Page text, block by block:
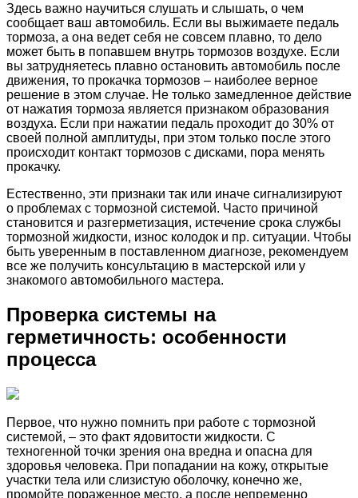
Здесь важно научиться слушать и слышать, о чем
сообщает ваш автомобиль. Если вы выжимаете педаль
тормоза, а она ведет себя не совсем плавно, то дело
может быть в попавшем внутрь тормозов воздухе. Если
вы затрудняетесь плавно остановить автомобиль после
движения, то прокачка тормозов – наиболее верное
решение в этом случае. Не только замедленное действие
от нажатия тормоза является признаком образования
воздуха. Если при нажатии педаль проходит до 30% от
своей полной амплитуды, при этом только после этого
происходит контакт тормозов с дисками, пора менять
прокачку.
Естественно, эти признаки так или иначе сигнализируют
о проблемах с тормозной системой. Часто причиной
становится и разгерметизация, истечение срока службы
тормозной жидкости, износ колодок и пр. ситуации. Чтобы
быть уверенным в поставленном диагнозе, рекомендуем
все же получить консультацию в мастерской или у
знакомого автомобильного мастера.
Проверка системы на
герметичность: особенности
процесса
Первое, что нужно помнить при работе с тормозной
системой, – это факт ядовитости жидкости. С
техногенной точки зрения она вредна и опасна для
здоровья человека. При попадании на кожу, открытые
участки тела или слизистую оболочку, конечно же,
промойте пораженное место, а после непременно